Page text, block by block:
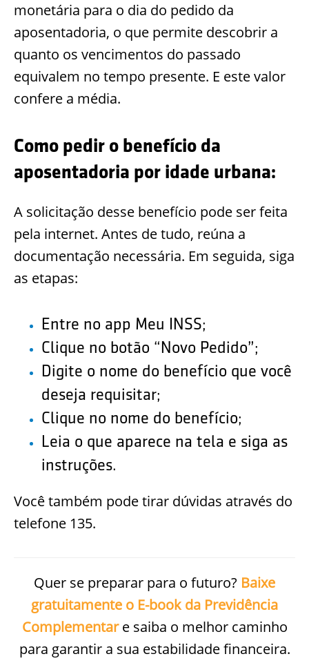
monetária para o dia do pedido da
aposentadoria, o que permite descobrir a
quanto os vencimentos do passado
equivalem no tempo presente. E este valor
confere a média.
Como pedir o benefício da
aposentadoria por idade urbana:
A solicitação desse benefício pode ser feita
pela internet. Antes de tudo, reúna a
documentação necessária. Em seguida, siga
as etapas:
Entre no app Meu INSS;
Clique no botão “Novo Pedido”;
Digite o nome do benefício que você
deseja requisitar;
Clique no nome do benefício;
Leia o que aparece na tela e siga as
instruções.
Você também pode tirar dúvidas através do
telefone 135.
Quer se preparar para o futuro? Baixe
gratuitamente o E-book da Previdência
Complementare saiba o melhor caminho
para garantir a sua estabilidade financeira.